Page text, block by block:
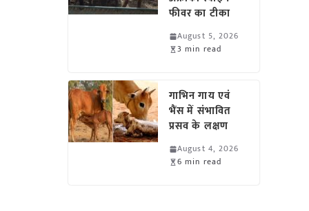
फीवर का टीका
August 5, 2026
3 min read
गाभिन गाय एवं
भैंस में संभावित
प्रसव के लक्षण
August 4, 2026
6 min read